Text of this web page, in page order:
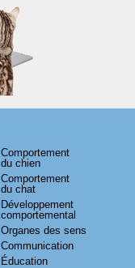
Comportement
du chien
Comportement
du chat
Développement
comportemental
Organes des sens
Communication
Éducation